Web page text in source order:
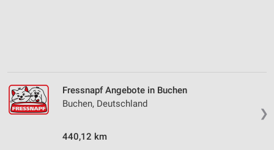
❯
Fressnapf Angebote in Buchen
Buchen, Deutschland
440,12 km
Entwicklung und Verbesserung der Angebote
Verwendung reduzierter Daten zur Auswahl von